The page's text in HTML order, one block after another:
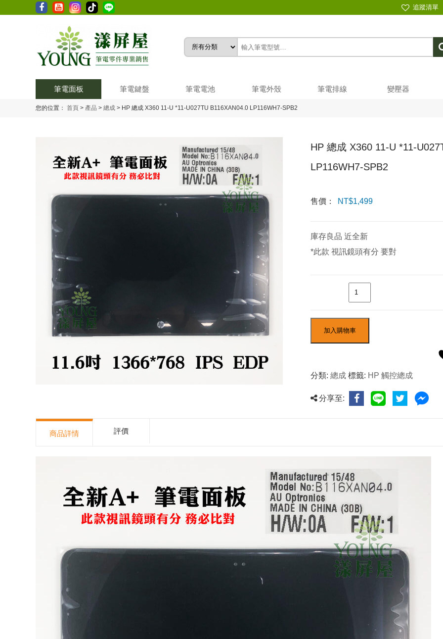
追蹤清單
筆電面板 筆電鍵盤 筆電電池 筆電外殼 筆電排線 變壓器
您的位置： 首頁 > 產品 > 總成 > HP 總成 X360 11-U *11-U027TU B116XAN04.0 LP116WH7-SPB2
HP 總成 X360 11-U *11-
LP116WH7-SPB2
售價： NT$1,499
庫存良品 近全新
*此款 視訊鏡頭有分 要對
加入購物車
分類:總成 標籤: HP 觸控總成
分享至:
商品詳情 評價